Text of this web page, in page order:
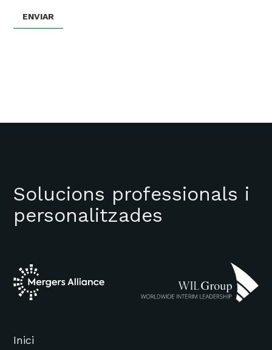
Solucions professionals i
personalitzades
Inici